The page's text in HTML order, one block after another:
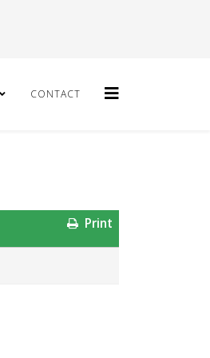
CONTACT
Print